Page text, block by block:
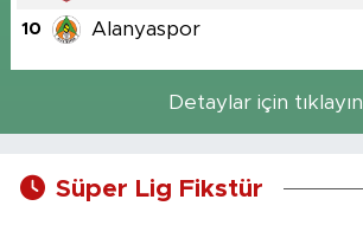
10 Alanyaspor
Detaylar için tıklayın
Süper Lig Fikstür